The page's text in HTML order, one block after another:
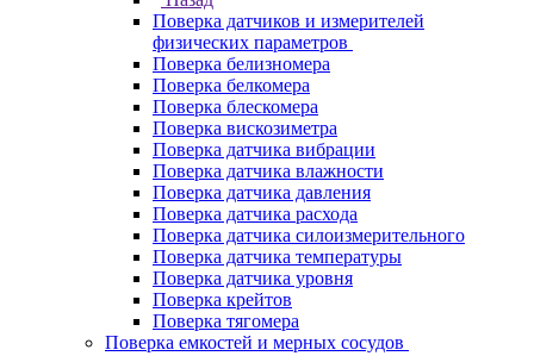
Поверка датчиков и измерителей
физических параметров
Поверка белизномера
Поверка белкомера
Поверка блескомера
Поверка вискозиметра
Поверка датчика вибрации
Поверка датчика влажности
Поверка датчика давления
Поверка датчика расхода
Поверка датчика силоизмерительного
Поверка датчика температуры
Поверка датчика уровня
Поверка крейтов
Поверка тягомера
Поверка емкостей и мерных сосудов